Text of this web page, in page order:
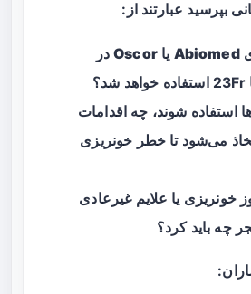
بپرسید عبارتند از:
Abiomed یاOscorدر
استفاده شوند، چه اقدامات
می‌شود تا خطر خونریزی
خونریزی یا علایم غیرعادی
چه باید کرد؟